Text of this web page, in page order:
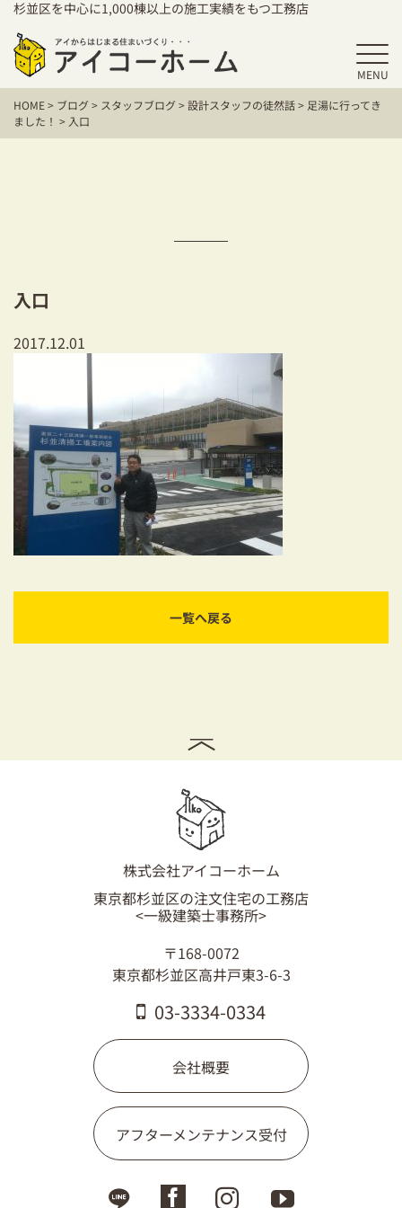
杉並区を中心に1,000棟以上の施工実績をもつ工務店
MENU
HOME
保証／アフターサポート
建て替えをお考えの方
耐震対策も安心の家づくり
リフォーム・リノベーションをお考えの方
必見！土地からお探しの方へ
資金計画についてのご相談
ショールーム
お知らせ
03-3334-0334
HOME> ブログ> スタッフブログ>設計スタッフの徒然話> 足湯に行ってき
ました！ > 入口
入口
2017.12.01
一覧へ戻る
株式会社アイコーホーム
東京都杉並区の注文住宅の工務店
<一級建築士事務所>
〒168-0072
東京都杉並区高井戸東3-6-3
03-3334-0334
会社概要
アフターメンテナンス受付